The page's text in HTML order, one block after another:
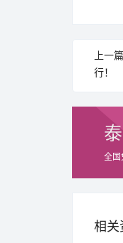
上一
行！
全国
相关